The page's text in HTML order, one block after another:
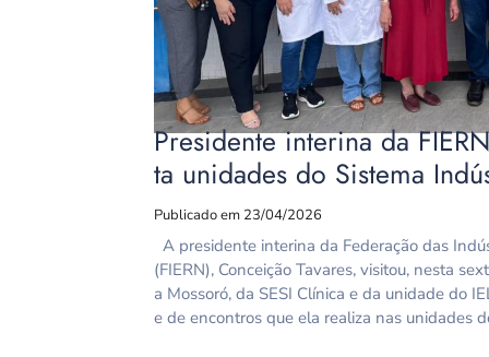
Presidente interina da
ta unidades do Sistema
Publicado em 23/04/2026
A presidente interina da Federação das
(FIERN), Conceição Tavares, visitou, nesta
a Mossoró, da SESI Clínica e da unidade do
e de encontros que ela realiza nas unidades